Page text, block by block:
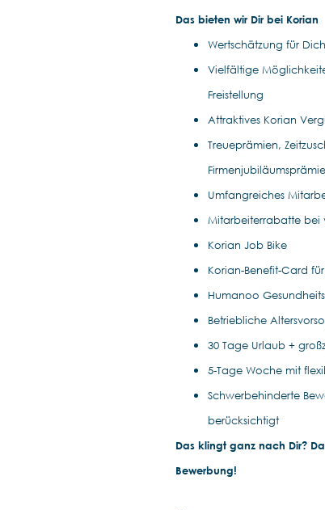
Das bieten wir Dir bei Korian
Wertschätzung für
Vielfältige
Freistellung
Attraktives Korian
Treueprämien,
Umfangreiches
Mitarbeiterrabatte bei
Korian Job Bike
Korian-Benefit-Card
Humanoo
Betriebliche
30 Tage Urlaub +
5-Tage Woche mit
Schwerbehinderte
berücksichtigt
Das klingt ganz nach Dir?
Bewerbung!